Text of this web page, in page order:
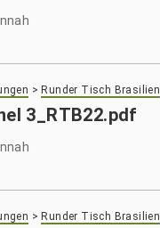
> Runder Tisch Brasilien
3_RTB22.pdf
> Runder Tisch Brasilien